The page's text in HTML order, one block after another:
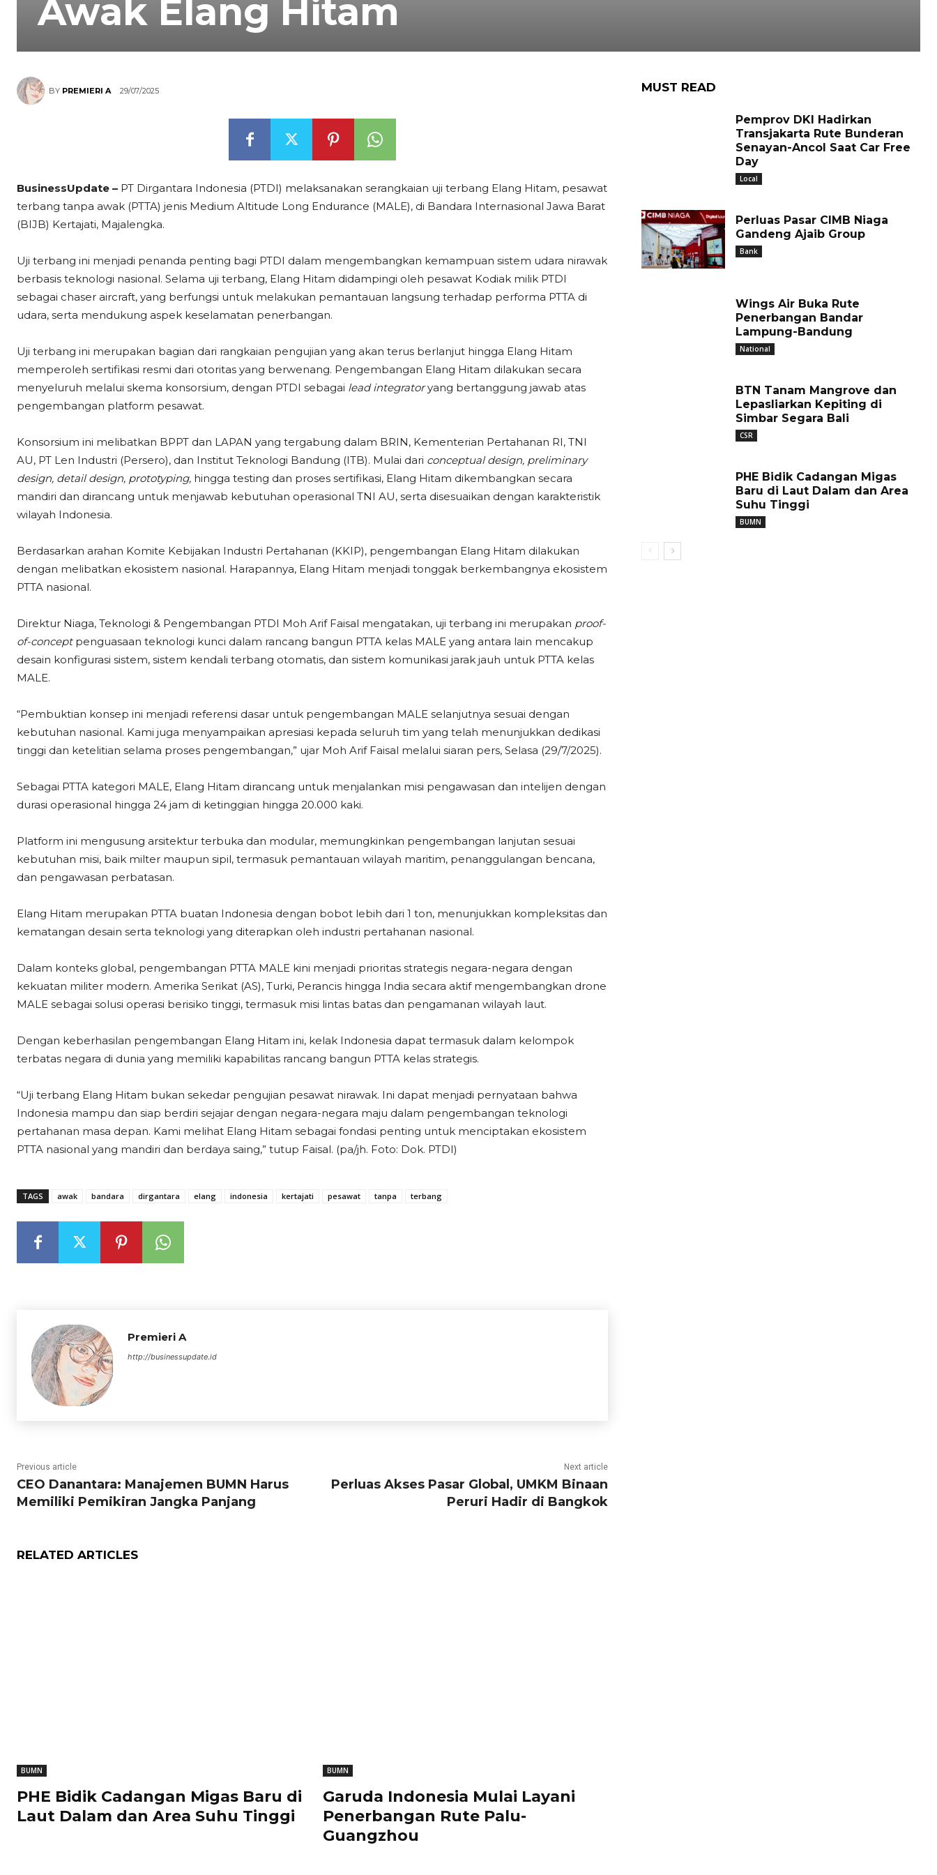
Awak Elang Hitam
BY PREMIERI A 29/07/2025
BusinessUpdate – PT Dirgantara Indonesia (PTDI) melaksanakan serangkaian uji terbang Elang Hitam, pesawat
terbang tanpa awak (PTTA) jenis Medium Altitude Long Endurance (MALE), di Bandara Internasional Jawa Barat
(BIJB) Kertajati, Majalengka.
Uji terbang ini menjadi penanda penting bagi PTDI dalam mengembangkan kemampuan sistem udara nirawak
berbasis teknologi nasional. Selama uji terbang, Elang Hitam didampingi oleh pesawat Kodiak milik PTDI
sebagai chaser aircraft, yang berfungsi untuk melakukan pemantauan langsung terhadap performa PTTA di
udara, serta mendukung aspek keselamatan penerbangan.
Uji terbang ini merupakan bagian dari rangkaian pengujian yang akan terus berlanjut hingga Elang Hitam
memperoleh sertifikasi resmi dari otoritas yang berwenang. Pengembangan Elang Hitam dilakukan secara
menyeluruh melalui skema konsorsium, dengan PTDI sebagai lead integratoryang bertanggung jawab atas
pengembangan platform pesawat.
Konsorsium ini melibatkan BPPT dan LAPAN yang tergabung dalam BRIN, Kementerian Pertahanan RI, TNI
AU, PT Len Industri (Persero), dan Institut Teknologi Bandung (ITB). Mulai dari conceptual design, preliminary
design, detail design, prototyping, hingga testing dan proses sertifikasi, Elang Hitam dikembangkan secara
mandiri dan dirancang untuk menjawab kebutuhan operasional TNI AU, serta disesuaikan dengan karakteristik
wilayah Indonesia.
Berdasarkan arahan Komite Kebijakan Industri Pertahanan (KKIP), pengembangan Elang Hitam dilakukan
dengan melibatkan ekosistem nasional. Harapannya, Elang Hitam menjadi tonggak berkembangnya ekosistem
PTTA nasional.
Direktur Niaga, Teknologi & Pengembangan PTDI Moh Arif Faisal mengatakan, uji terbang ini merupakan proof-
of-concept penguasaan teknologi kunci dalam rancang bangun PTTA kelas MALE yang antara lain mencakup
desain konfigurasi sistem, sistem kendali terbang otomatis, dan sistem komunikasi jarak jauh untuk PTTA kelas
MALE.
“Pembuktian konsep ini menjadi referensi dasar untuk pengembangan MALE selanjutnya sesuai dengan
kebutuhan nasional. Kami juga menyampaikan apresiasi kepada seluruh tim yang telah menunjukkan dedikasi
tinggi dan ketelitian selama proses pengembangan,” ujar Moh Arif Faisal melalui siaran pers, Selasa (29/7/2025).
Sebagai PTTA kategori MALE, Elang Hitam dirancang untuk menjalankan misi pengawasan dan intelijen dengan
durasi operasional hingga 24 jam di ketinggian hingga 20.000 kaki.
Platform ini mengusung arsitektur terbuka dan modular, memungkinkan pengembangan lanjutan sesuai
kebutuhan misi, baik milter maupun sipil, termasuk pemantauan wilayah maritim, penanggulangan bencana,
dan pengawasan perbatasan.
Elang Hitam merupakan PTTA buatan Indonesia dengan bobot lebih dari 1 ton, menunjukkan kompleksitas dan
kematangan desain serta teknologi yang diterapkan oleh industri pertahanan nasional.
Dalam konteks global, pengembangan PTTA MALE kini menjadi prioritas strategis negara-negara dengan
kekuatan militer modern. Amerika Serikat (AS), Turki, Perancis hingga India secara aktif mengembangkan drone
MALE sebagai solusi operasi berisiko tinggi, termasuk misi lintas batas dan pengamanan wilayah laut.
Dengan keberhasilan pengembangan Elang Hitam ini, kelak Indonesia dapat termasuk dalam kelompok
terbatas negara di dunia yang memiliki kapabilitas rancang bangun PTTA kelas strategis.
“Uji terbang Elang Hitam bukan sekedar pengujian pesawat nirawak. Ini dapat menjadi pernyataan bahwa
Indonesia mampu dan siap berdiri sejajar dengan negara-negara maju dalam pengembangan teknologi
pertahanan masa depan. Kami melihat Elang Hitam sebagai fondasi penting untuk menciptakan ekosistem
PTTA nasional yang mandiri dan berdaya saing,” tutup Faisal. (pa/jh. Foto: Dok. PTDI)
TAGS awak bandara dirgantara elang indonesia kertajati pesawat tanpa terbang
Premieri A
http://businessupdate.id
Previous article
CEO Danantara: Manajemen BUMN Harus
Memiliki Pemikiran Jangka Panjang
Next article
Perluas Akses Pasar Global, UMKM Binaan
Peruri Hadir di Bangkok
RELATED ARTICLES
BUMN
PHE Bidik Cadangan Migas Baru di
Laut Dalam dan Area Suhu Tinggi
BUMN
Garuda Indonesia Mulai Layani
Penerbangan Rute Palu-
Guangzhou
MUST READ
Pemprov DKI Hadirkan
Transjakarta Rute Bunderan
Senayan-Ancol Saat Car Free
Day
Local
Perluas Pasar CIMB Niaga
Gandeng Ajaib Group
Bank
Wings Air Buka Rute
Penerbangan Bandar
Lampung-Bandung
National
BTN Tanam Mangrove dan
Lepasliarkan Kepiting di
Simbar Segara Bali
CSR
PHE Bidik Cadangan Migas
Baru di Laut Dalam dan Area
Suhu Tinggi
BUMN